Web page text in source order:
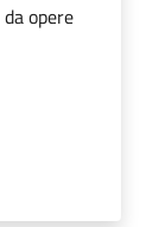
opere